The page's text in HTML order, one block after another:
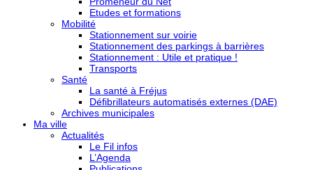
Etudes et formations
Mobilité
Stationnement sur voirie
Stationnement des parkings à barrières
Stationnement : Utile et pratique !
Transports
Santé
La santé à Fréjus
Défibrillateurs automatisés externes (DAE)
Archives municipales
Ma ville
Actualités
Le Fil infos
L’Agenda